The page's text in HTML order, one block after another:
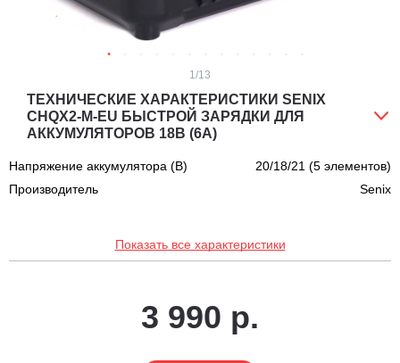
1/13
ТЕХНИЧЕСКИЕ ХАРАКТЕРИСТИКИ SENIX
CHQX2-M-EU БЫСТРОЙ ЗАРЯДКИ ДЛЯ
АККУМУЛЯТОРОВ 18В (6А)
Напряжение аккумулятора (В)
20/18/21 (5 элементов)
Производитель
Senix
Показать все характеристики
3 990 р.